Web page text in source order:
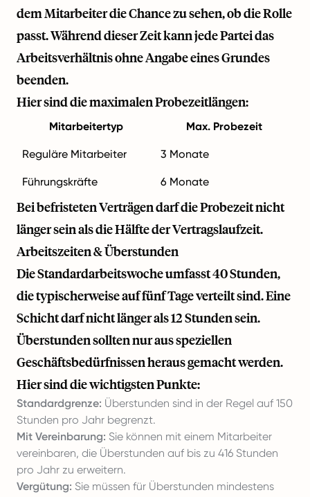
dem Mitarbeiter die Chance zu sehen, ob die Rolle
passt. Während dieser Zeit kann jede Partei das
Arbeitsverhältnis ohne Angabe eines Grundes
beenden.
Hier sind die maximalen Probezeitlängen:
Mitarbeitertyp Max. Probezeit
Reguläre Mitarbeiter 3 Monate
Führungskräfte 6 Monate
Bei befristeten Verträgen darf die Probezeit nicht
länger sein als die Hälfte der Vertragslaufzeit.
Arbeitszeiten & Überstunden
Die Standardarbeitswoche umfasst 40 Stunden,
die typischerweise auf fünf Tage verteilt sind. Eine
Schicht darf nicht länger als 12 Stunden sein.
Überstunden sollten nur aus speziellen
Geschäftsbedürfnissen heraus gemacht werden.
Hier sind die wichtigsten Punkte:
Standardgrenze: Überstunden sind in der Regel auf 150
Stunden pro Jahr begrenzt.
Mit Vereinbarung: Sie können mit einem Mitarbeiter
vereinbaren, die Überstunden auf bis zu 416 Stunden
pro Jahr zu erweitern.
Vergütung: Sie müssen für Überstunden mindestens